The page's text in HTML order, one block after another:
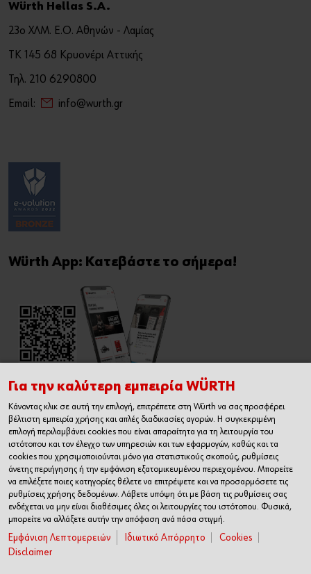
Würth Hellas S.A.
23ο ΧΛΜ. Ε.Ο. Αθηνών - Λαμίας
ΤΚ 145 68 Κρυονέρι Αττικής
Τηλ. 210 6290800
Email: info@wurth.gr
Würth App: Κατεβάστε το σήμερα!
Εγχειρίδιο Χρήσης Ηλεκτρονικού
Καταστήματος
Για την καλύτερη εμπειρία WÜRTH
Κάνοντας κλικ σε αυτή την επιλογή, επιτρέπετε στη Würth να σας προσφέρει
βέλτιστη εμπειρία χρήσης και απλές διαδικασίες αγορών. Η συγκεκριμένη
επιλογή περιλαμβάνει cookies που είναι απαραίτητα για τη λειτουργία του
ιστότοπου και τον έλεγχο των υπηρεσιών και των εφαρμογών, καθώς και τα
cookies που χρησιμοποιούνται μόνο για στατιστικούς σκοπούς, ρυθμίσεις
άνετης περιήγησης ή την εμφάνιση εξατομικευμένου περιεχομένου. Μπορείτε
να επιλέξετε ποιες κατηγορίες θέλετε να επιτρέψετε και να προσαρμόσετε τις
ρυθμίσεις χρήσης δεδομένων. Λάβετε υπόψη ότι με βάση τις ρυθμίσεις σας
ενδέχεται να μην είναι διαθέσιμες όλες οι λειτουργίες του ιστότοπου. Φυσικά,
μπορείτε να αλλάξετε αυτήν την απόφαση ανά πάσα στιγμή.
Εμφάνιση Λεπτομερειών Ιδιωτικό Απόρρητο
Cookies
Disclaimer